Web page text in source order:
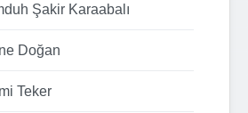
Şakir Karaabalı
Doğan
Teker